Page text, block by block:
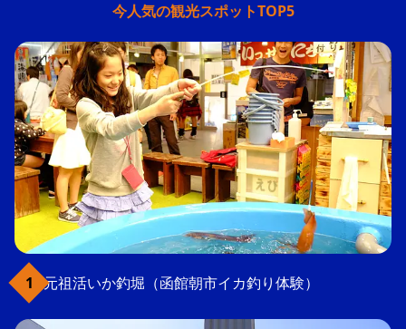
今人気の観光スポットTOP5
元祖活いか釣堀（函館朝市イカ釣り体験）